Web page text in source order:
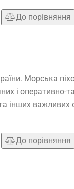
До порівняння
Морська
і оперативно-
інших важливих
До порівняння